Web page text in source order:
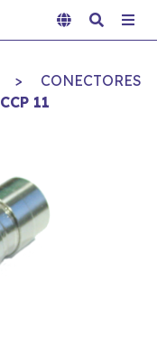
>
CONECTORES
CCP 11